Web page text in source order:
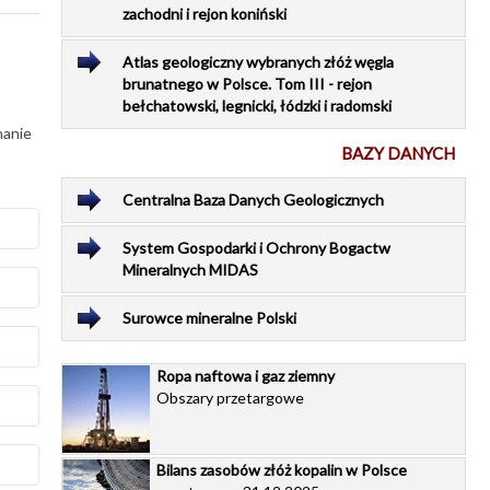
zachodni i rejon koniński
Atlas geologiczny wybranych złóż węgla
brunatnego w Polsce. Tom III - rejon
bełchatowski, legnicki, łódzki i radomski
BAZY DANYCH
Centralna Baza Danych Geologicznych
System Gospodarki i Ochrony Bogactw
Mineralnych MIDAS
Surowce mineralne Polski
Ropa naftowa i gaz ziemny
Obszary przetargowe
Bilans zasobów złóż kopalin w Polsce